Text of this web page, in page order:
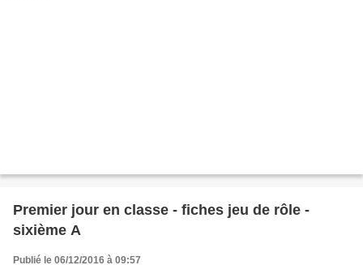
Premier jour en classe - fiches jeu de rôle -
sixième A
Publié le 06/12/2016 à 09:57